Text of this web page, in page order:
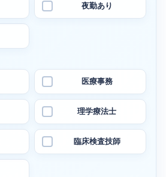
夜勤あり
医療事務
理学療法士
臨床検査技師